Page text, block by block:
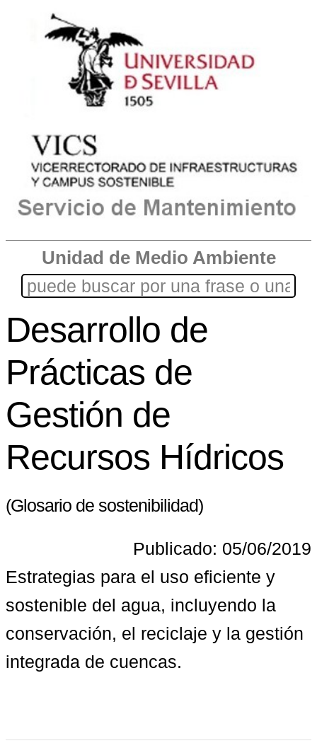
Unidad de Medio Ambiente
Desarrollo de
Prácticas de
Gestión de
Recursos Hídricos
(Glosario de sostenibilidad)
Publicado: 05/06/2019
Estrategias para el uso eficiente y
sostenible del agua, incluyendo la
conservación, el reciclaje y la gestión
integrada de cuencas.